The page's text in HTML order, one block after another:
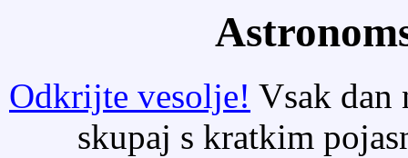
Odkrijte vesolje! Vsak dan
skupaj s kratkim